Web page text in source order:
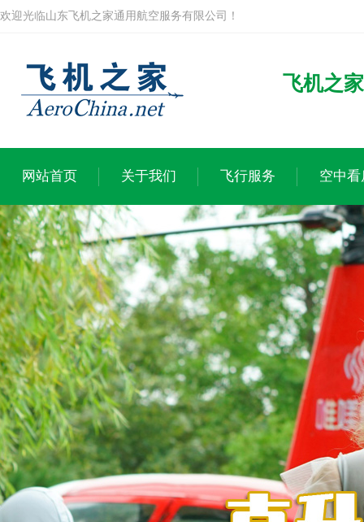
欢迎光临山东飞机之家通用航空服务有限公司！
飞机之
网站首页 关于我们 飞行服务 空中看